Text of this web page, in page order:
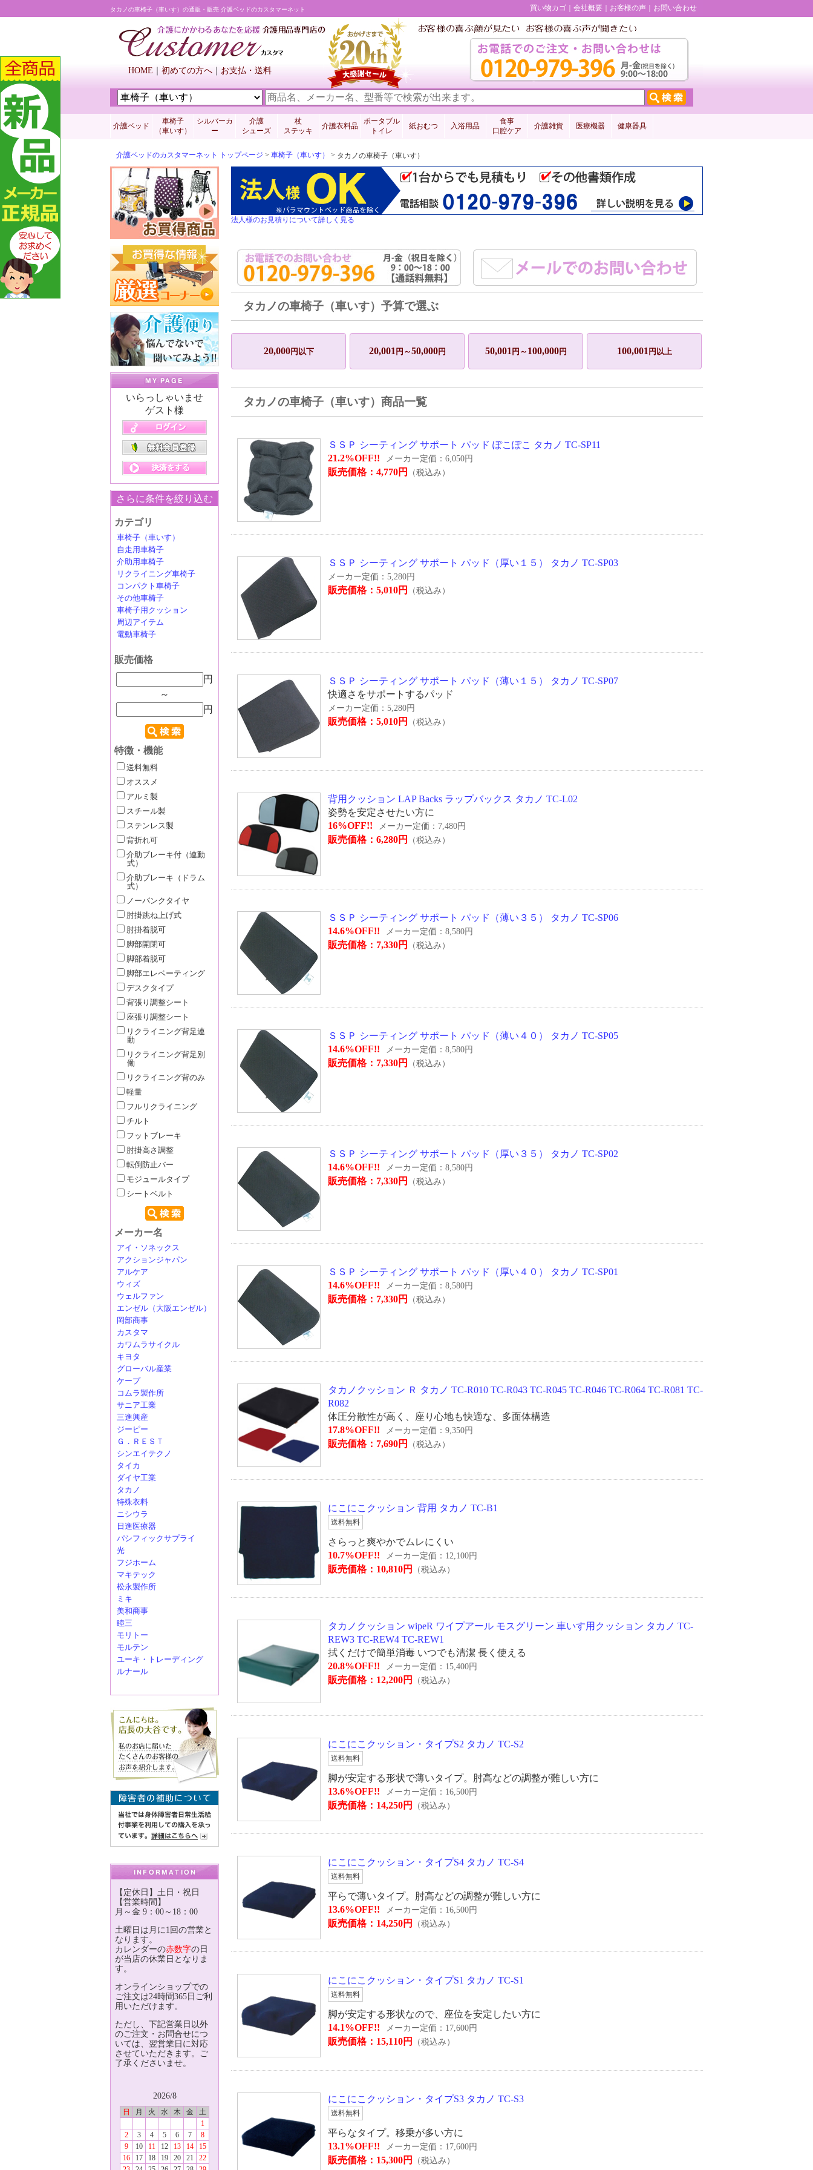
タカノの車椅子（車いす）の通販・販売 介護ベッドのカスタマーネット 買い物カゴ 会社概要 お客様の声 お問い合わせ
HOME 初めての方へ お支払・送料
介護ベッド
車椅子
（車いす）
シルバーカ
ー
介護
シューズ
杖
ステッキ
介護衣料品
ポータブル
トイレ
紙おむつ 入浴用品
食事
口腔ケア
介護雑貨 医療機器 健康器具
介護ベッドのカスタマーネット トップページ > 車椅子（車いす） > タカノの車椅子（車いす）
いらっしゃいませ
ゲスト様
さらに条件を絞り込む
カテゴリ
車椅子（車いす）
自走用車椅子
介助用車椅子
リクライニング車椅子
コンパクト車椅子
その他車椅子
車椅子用クッション
周辺アイテム
電動車椅子
販売価格
円
～
円
特徴・機能
送料無料
オススメ
アルミ製
スチール製
ステンレス製
背折れ可
介助ブレーキ付（連動
式）
介助ブレーキ（ドラム
式）
ノーパンクタイヤ
肘掛跳ね上げ式
肘掛着脱可
脚部開閉可
脚部着脱可
脚部エレベーティング
デスクタイプ
背張り調整シート
座張り調整シート
リクライニング背足連
動
リクライニング背足別
働
リクライニング背のみ
軽量
フルリクライニング
チルト
フットブレーキ
肘掛高さ調整
転倒防止バー
モジュールタイプ
シートベルト
メーカー名
アイ・ソネックス
アクションジャパン
アルケア
ウィズ
ウェルファン
エンゼル（大阪エンゼル）
岡部商事
カスタマ
カワムラサイクル
キヨタ
グローバル産業
ケープ
コムラ製作所
サニア工業
三進興産
ジーピー
Ｇ．ＲＥＳＴ
シンエイテクノ
タイカ
ダイヤ工業
タカノ
特殊衣料
ニシウラ
日進医療器
パシフィックサプライ
光
フジホーム
マキテック
松永製作所
ミキ
美和商事
睦三
モリトー
モルテン
ユーキ・トレーディング
ルナール
【定休日】土日・祝日
【営業時間】
月～金 9：00～18：00
土曜日は月に1回の営業と
なります。
カレンダーの赤数字の日
が当店の休業日となりま
す。
オンラインショップでの
ご注文は24時間365日ご利
用いただけます。
ただし、下記営業日以外
のご注文・お問合せにつ
いては、翌営業日に対応
させていただきます。ご
了承くださいませ。
2026/8
日 月 火 水 木 金
土
1
2
3 4 5 6 7
8
9
10 11 12 13 14
15
16
17 18 19 20 21
22
法人様のお見積りについて詳しく見る
タカノの車椅子（車いす）予算で選ぶ
20,000円以下 20,001円～50,000円 50,001円～ 100,000円 100,001円以上
タカノの車椅子（車いす）商品一覧
ＳＳＰ シーティング サポート パッド ぽこぽこ タカノ TC-SP11
21.2%OFF!!
メーカー定価：6,050円
販売価格：4,770円 （税込み）
ＳＳＰ シーティング サポート パッド（厚い１５） タカノ TC-SP03
メーカー定価：5,280円
販売価格：5,010円 （税込み）
ＳＳＰ シーティング サポート パッド（薄い１５） タカノ TC-SP07
快適さをサポートするパッド
メーカー定価：5,280円
販売価格：5,010円 （税込み）
背用クッション LAP Backs ラップバックス タカノ TC-L02
姿勢を安定させたい方に
16%OFF!!
メーカー定価：7,480円
販売価格：6,280円 （税込み）
ＳＳＰ シーティング サポート パッド（薄い３５） タカノ TC-SP06
14.6%OFF!!
メーカー定価：8,580円
販売価格：7,330円 （税込み）
ＳＳＰ シーティング サポート パッド（薄い４０） タカノ TC-SP05
14.6%OFF!!
メーカー定価：8,580円
販売価格：7,330円 （税込み）
ＳＳＰ シーティング サポート パッド（厚い３５） タカノ TC-SP02
14.6%OFF!!
メーカー定価：8,580円
販売価格：7,330円 （税込み）
ＳＳＰ シーティング サポート パッド（厚い４０） タカノ TC-SP01
14.6%OFF!!
メーカー定価：8,580円
販売価格：7,330円 （税込み）
タカノクッション Ｒ タカノ TC-R010 TC-R043 TC-R045 TC-R046 TC-R064 TC-R081 TC-
R082
体圧分散性が高く、座り心地も快適な、多面体構造
17.8%OFF!!
メーカー定価：9,350円
販売価格：7,690円 （税込み）
にこにこクッション 背用 タカノ TC-B1
送料無料
さらっと爽やかでムレにくい
10.7%OFF!!
メーカー定価：12,100円
販売価格：10,810円 （税込み）
タカノクッション wipeR ワイプアール モスグリーン 車いす用クッション タカノ TC-
REW3 TC-REW4 TC-REW1
拭くだけで簡単消毒 いつでも清潔 長く使える
20.8%OFF!!
メーカー定価：15,400円
販売価格：12,200円 （税込み）
にこにこクッション・タイプS2 タカノ TC-S2
送料無料
脚が安定する形状で薄いタイプ。肘高などの調整が難しい方に
13.6%OFF!!
メーカー定価：16,500円
販売価格：14,250円 （税込み）
にこにこクッション・タイプS4 タカノ TC-S4
送料無料
平らで薄いタイプ。肘高などの調整が難しい方に
13.6%OFF!!
メーカー定価：16,500円
販売価格：14,250円 （税込み）
にこにこクッション・タイプS1 タカノ TC-S1
送料無料
脚が安定する形状なので、座位を安定したい方に
14.1%OFF!!
メーカー定価：17,600円
販売価格：15,110円 （税込み）
にこにこクッション・タイプS3 タカノ TC-S3
送料無料
平らなタイプ。移乗が多い方に
13.1%OFF!!
メーカー定価：17,600円
販売価格：15,300円 （税込み）